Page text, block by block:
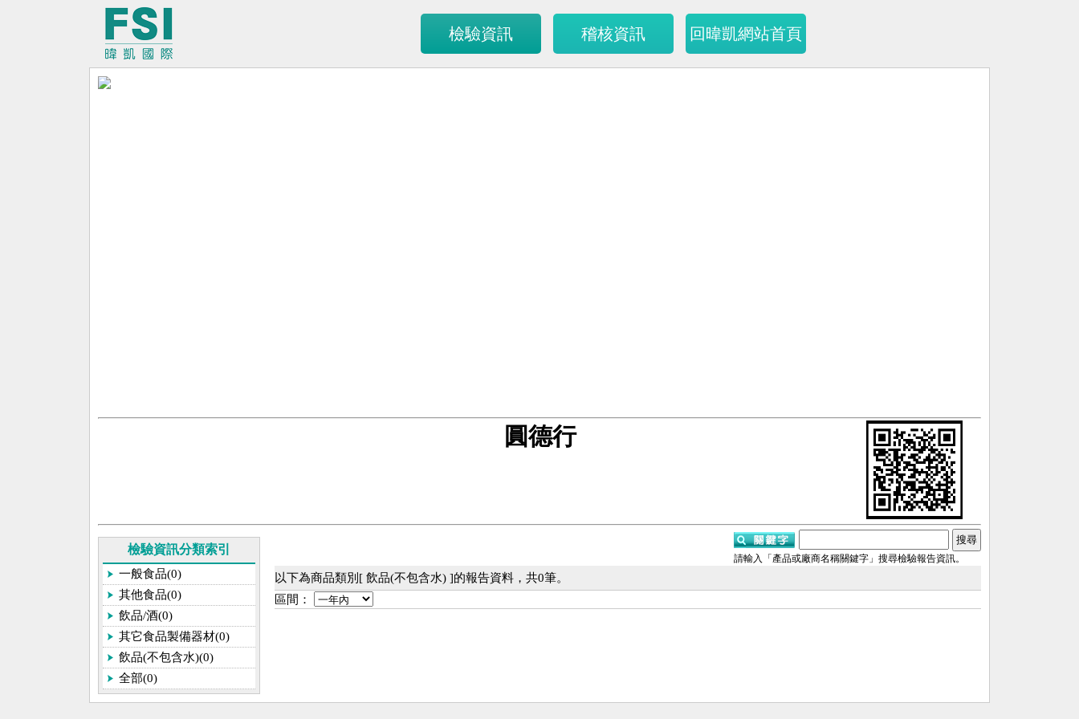
檢驗資訊 稽核資訊 回暐凱網站首頁
圓德行
請輸入「產品或廠商名稱關鍵字」搜尋檢驗報告資訊。
檢驗資訊分類索引
一般食品(0)
其他食品(0)
飲品/酒(0)
其它食品製備器材(0)
飲品(不包含水)(0)
全部(0)
以下為商品類別[ 飲品(不包含水) ]的報告資料，共0筆。
區間：